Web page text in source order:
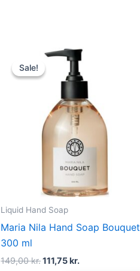
Sale!
Sale!
Liquid Hand Soap
Maria Nila Hand Soap Bouquet
300 ml
149,00kr.
Original
was:
149,00 kr..
111,75kr.
Current
price
is:
111,75 kr..